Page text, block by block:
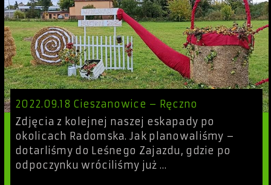
2022.09.18 Cieszanowice – Ręczno
Zdjęcia z kolejnej naszej eskapady po
okolicach Radomska. Jak planowaliśmy –
dotarliśmy do Leśnego Zajazdu, gdzie po
odpoczynku wróciliśmy już …